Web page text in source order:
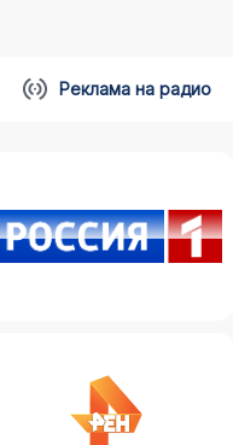
Реклама на радио